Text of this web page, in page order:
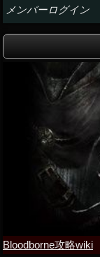
メンバーログイン
Bloodborne攻略wiki